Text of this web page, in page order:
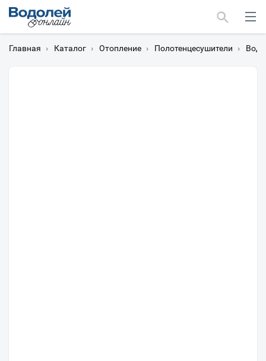
Главная › Каталог › Отопление › Полотенцесушители ›